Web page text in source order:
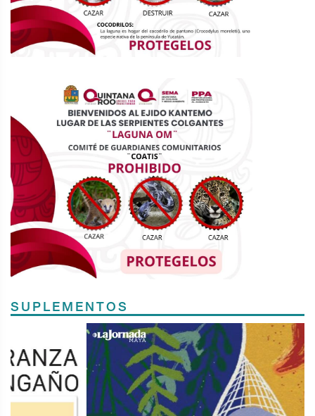
SUPLEMENTOS